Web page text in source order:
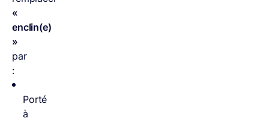
«
enclin(e)
»
par
:
Porté
à